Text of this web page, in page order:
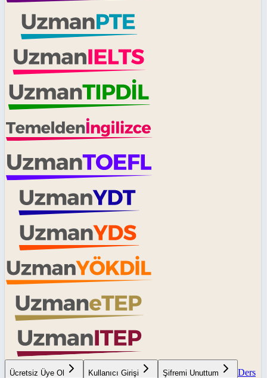
Ücretsiz Üye Ol Kullanıcı Girişi Şifremi Unuttum
Ders